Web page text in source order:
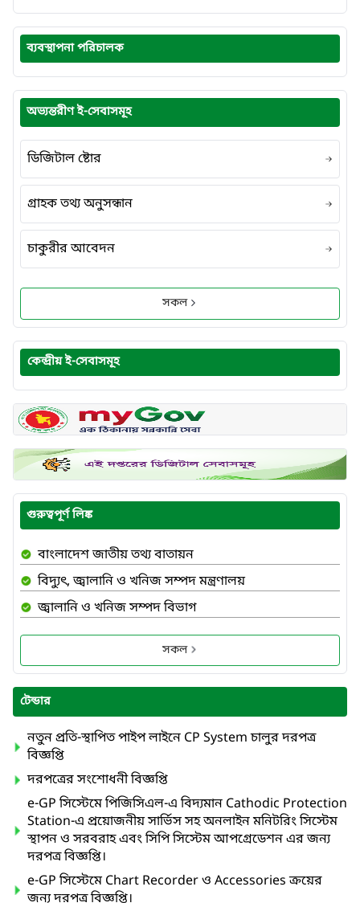
ব্যবস্থাপনা পরিচালক
অভ্যন্তরীণ ই-সেবাসমূহ
ডিজিটাল ষ্টোর
গ্রাহক তথ্য অনুসন্ধান
চাকুরীর আবেদন
সকল
কেন্দ্রীয় ই-সেবাসমূহ
গুরুত্বপূর্ণ লিঙ্ক
বাংলাদেশ জাতীয় তথ্য বাতায়ন
বিদ্যুৎ, জ্বালানি ও খনিজ সম্পদ মন্ত্রণালয়
জ্বালানি ও খনিজ সম্পদ বিভাগ
সকল
টেন্ডার
নতুন প্রতি-স্থাপিত পাইপ লাইনে CP System চালুর দরপত্র
বিজ্ঞপ্তি
দরপত্রের সংশোধনী বিজ্ঞপ্তি
e-GP সিস্টেমে পিজিসিএল-এ বিদ্যমান Cathodic Protection
Station-এ প্রয়োজনীয় সার্ভিস সহ অনলাইন মনিটরিং সিস্টেম
স্থাপন ও সরবরাহ এবং সিপি সিস্টেম আপগ্রেডেশন এর জন্য
দরপত্র বিজ্ঞপ্তি।
e-GP সিস্টেমে Chart Recorder ও Accessories ক্রয়ের
জন্য দরপত্র বিজ্ঞপ্তি।